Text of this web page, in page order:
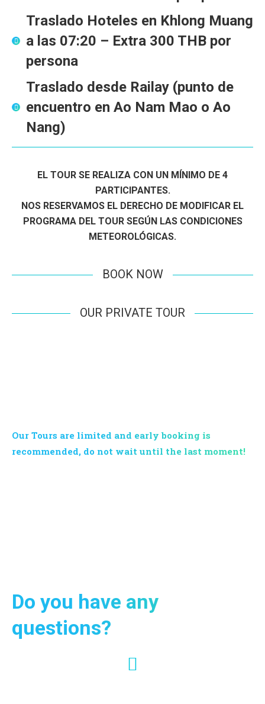
Traslado Hoteles en Khlong Muang
a las 07:20 – Extra 300 THB por
persona
Traslado desde Railay (punto de
encuentro en Ao Nam Mao o Ao
Nang)
EL TOUR SE REALIZA CON UN MÍNIMO DE 4
PARTICIPANTES.
NOS RESERVAMOS EL DERECHO DE MODIFICAR EL
PROGRAMA DEL TOUR SEGÚN LAS CONDICIONES
METEOROLÓGICAS.
BOOK NOW
OUR PRIVATE TOUR
Our Tours are limited and early booking is
recommended, do not wait until the last moment!
Do you have any
questions?